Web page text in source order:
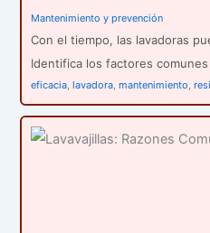
Mantenimiento y prevención
Con el tiempo, las lavadoras
Identifica los factores
eficacia ,lavadora ,mantenimiento ,